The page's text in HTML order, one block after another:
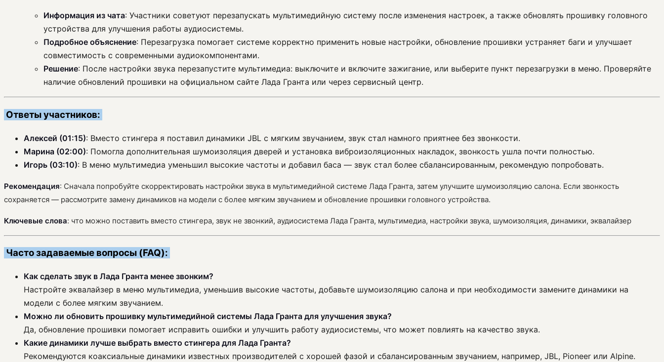
Информация из чата: Участники советуют перезапускать мультимедийную систему после изменения настроек, а также обновлять прошивку головного
устройства для улучшения работы аудиосистемы.
Подробное объяснение: Перезагрузка помогает системе корректно применить новые настройки, обновление прошивки устраняет баги и улучшает
совместимость с современными аудиокомпонентами.
Решение: После настройки звука перезапустите мультимедиа: выключите и включите зажигание, или выберите пункт перезагрузки в меню. Проверяйте
наличие обновлений прошивки на официальном сайте Лада Гранта или через сервисный центр.
Ответы участников:
Алексей (01:15): Вместо стингера я поставил динамики JBL с мягким звучанием, звук стал намного приятнее без звонкости.
Марина (02:00): Помогла дополнительная шумоизоляция дверей и установка виброизоляционных накладок, звонкость ушла почти полностью.
Игорь (03:10): В меню мультимедиа уменьшил высокие частоты и добавил баса — звук стал более сбалансированным, рекомендую попробовать.
Рекомендация: Сначала попробуйте скорректировать настройки звука в мультимедийной системе Лада Гранта, затем улучшите шумоизоляцию салона. Если звонкость
сохраняется — рассмотрите замену динамиков на модели с более мягким звучанием и обновление прошивки головного устройства.
Ключевые слова: что можно поставить вместо стингера, звук не звонкий, аудиосистема Лада Гранта, мультимедиа, настройки звука, шумоизоляция, динамики, эквалайзер
Часто задаваемые вопросы (FAQ):
Как сделать звук в Лада Гранта менее звонким?
Настройте эквалайзер в меню мультимедиа, уменьшив высокие частоты, добавьте шумоизоляцию салона и при необходимости замените динамики на
модели с более мягким звучанием.
Можно ли обновить прошивку мультимедийной системы Лада Гранта для улучшения звука?
Да, обновление прошивки помогает исправить ошибки и улучшить работу аудиосистемы, что может повлиять на качество звука.
Какие динамики лучше выбрать вместо стингера для Лада Гранта?
Рекомендуются коаксиальные динамики известных производителей с хорошей фазой и сбалансированным звучанием, например, JBL, Pioneer или Alpine.